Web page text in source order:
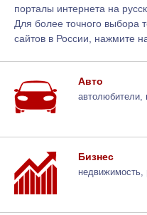
порталы интернета на
Для более точного выбора
сайтов в России, нажмите
Авто
автолюбители,
Бизнес